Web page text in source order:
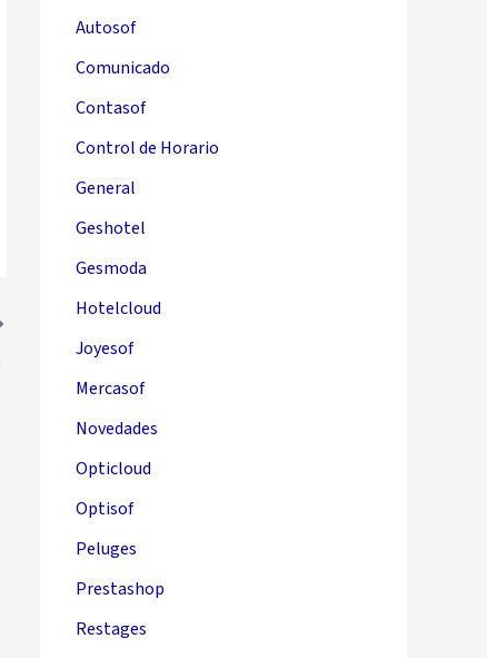
Autosof
Comunicado
Contasof
Control de Horario
General
Geshotel
Gesmoda
Hotelcloud
Joyesof
Mercasof
Novedades
Opticloud
Optisof
Peluges
Prestashop
Restages